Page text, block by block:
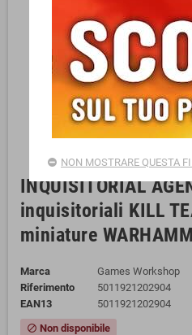
INQUISITORIAL
inquisitoriali KILL
miniature
Marca
Games Workshop
Riferimento
5011921202904
EAN13
5011921202904
block Non disponibile
NON MOSTRARE QUESTA